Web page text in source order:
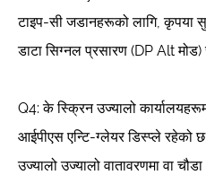
टाइप-सी जडानहरूको लागि, कृपया
डाटा सिग्नल प्रसारण (DP Alt मोड)
Q4: के स्क्रिन उज्यालो
आईपीएस एन्टि-ग्लेयर डिस्प्ले रहेको
उज्यालो उज्यालो वातावरणमा वा